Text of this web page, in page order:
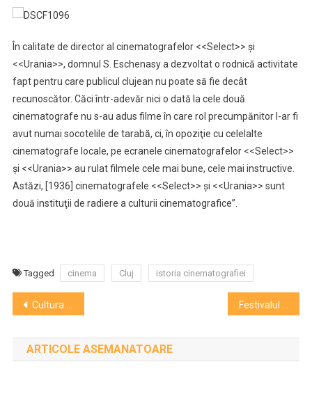
În calitate de director al cinematografelor <<Select>> şi
<<Urania>>, domnul S. Eschenasy a dezvoltat o rodnică activitate
fapt pentru care publicul clujean nu poate să fie decât
recunoscător. Căci într-adevăr nici o dată la cele două
cinematografe nu s-au adus filme în care rol precumpănitor l-ar fi
avut numai socotelile de tarabă, ci, în opoziţie cu celelalte
cinematografe locale, pe ecranele cinematografelor <<Select>>
şi <<Urania>> au rulat filmele cele mai bune, cele mai instructive.
Astăzi, [1936] cinematografele <<Select>> şi <<Urania>> sunt
două instituţii de radiere a culturii cinematografice”.
Tagged cinema Cluj istoria cinematografiei
Navigare
în
articole
Cultura cinematografică a Clujului interbelic Festivalul MÉRA – World Music s-a încheiat cu un mare succes
ARTICOLE ASEMANATOARE